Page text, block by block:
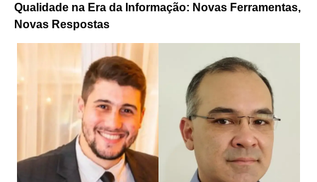
Qualidade na Era da Informação: Novas Ferramentas,
Novas Respostas